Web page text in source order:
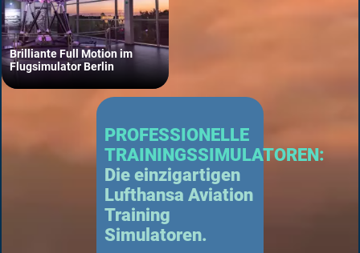
Brilliante Full Motion im
Flugsimulator Berlin
PROFESSIONELLE
TRAININGSSIMULATOREN:
Die einzigartigen
Lufthansa Aviation
Training
Simulatoren.